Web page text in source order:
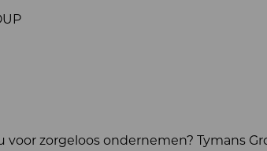
zorgeloos ondernemen? Tymans